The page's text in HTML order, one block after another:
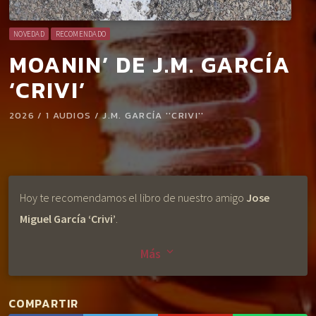
NOVEDAD RECOMENDADO
MOANIN’ DE J.M. GARCÍA
‘CRIVI’
2026 / 1 AUDIOS / J.M. GARCÍA ''CRIVI''
Hoy te recomendamos el libro de nuestro amigo Jose
Miguel García ‘Crivi’
, influenciado por la prosa
rienda suelta a su pasión por la carretera y las visiones
provocadas por esta.
Más keyboard_arrow_down
COMPARTIR